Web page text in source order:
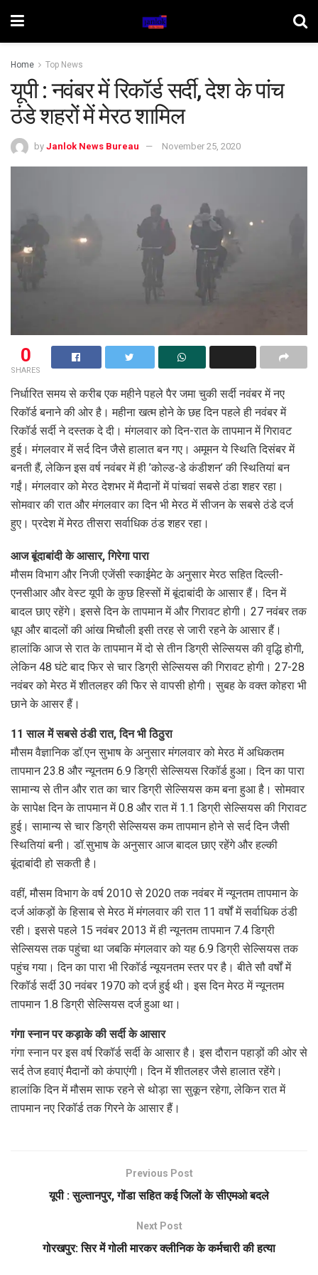
Home Top News
यूपी : नवंबर में रिकॉर्ड सर्दी, देश के पांच
ठंडे शहरों में मेरठ शामिल
by Janlok News Bureau November 25, 2020
0
SHARES
निर्धारित समय से करीब एक महीने पहले पैर जमा चुकी सर्दी नवंबर में नए
रिकॉर्ड बनाने की ओर है। महीना खत्म होने के छह दिन पहले ही नवंबर में
रिकॉर्ड सर्दी ने दस्तक दे दी। मंगलवार को दिन-रात के तापमान में गिरावट
हुई। मंगलवार में सर्द दिन जैसे हालात बन गए। अमूमन ये स्थिति दिसंबर में
बनती हैं, लेकिन इस वर्ष नवंबर में ही ’कोल्ड-डे कंडीशन’ की स्थितियां बन
गईं। मंगलवार को मेरठ देशभर में मैदानों में पांचवां सबसे ठंडा शहर रहा।
सोमवार की रात और मंगलवार का दिन भी मेरठ में सीजन के सबसे ठंडे दर्ज
हुए। प्रदेश में मेरठ तीसरा सर्वाधिक ठंड शहर रहा।
आज बूंदाबांदी के आसार, गिरेगा पारा
मौसम विभाग और निजी एजेंसी स्काईमेट के अनुसार मेरठ सहित दिल्ली-
एनसीआर और वेस्ट यूपी के कुछ हिस्सों में बूंदाबांदी के आसार हैं। दिन में
बादल छाए रहेंगे। इससे दिन के तापमान में और गिरावट होगी। 27 नवंबर तक
धूप और बादलों की आंख मिचौली इसी तरह से जारी रहने के आसार हैं।
हालांकि आज से रात के तापमान में दो से तीन डिग्री सेल्सियस की वृद्धि होगी,
लेकिन 48 घंटे बाद फिर से चार डिग्री सेल्सियस की गिरावट होगी। 27-28
नवंबर को मेरठ में शीतलहर की फिर से वापसी होगी। सुबह के वक्त कोहरा भी
छाने के आसर हैं।
11 साल में सबसे ठंडी रात, दिन भी ठिठुरा
मौसम वैज्ञानिक डॉ.एन सुभाष के अनुसार मंगलवार को मेरठ में अधिकतम
तापमान 23.8 और न्यूनतम 6.9 डिग्री सेल्सियस रिकॉर्ड हुआ। दिन का पारा
सामान्य से तीन और रात का चार डिग्री सेल्सियस कम बना हुआ है। सोमवार
के सापेक्ष दिन के तापमान में 0.8 और रात में 1.1 डिग्री सेल्सियस की गिरावट
हुई। सामान्य से चार डिग्री सेल्सियस कम तापमान होने से सर्द दिन जैसी
स्थितियां बनी। डॉ.सुभाष के अनुसार आज बादल छाए रहेंगे और हल्की
बूंदाबांदी हो सकती है।
वहीं, मौसम विभाग के वर्ष 2010 से 2020 तक नवंबर में न्यूनतम तापमान के
दर्ज आंकड़ों के हिसाब से मेरठ में मंगलवार की रात 11 वर्षों में सर्वाधिक ठंडी
रही। इससे पहले 15 नवंबर 2013 में ही न्यूनतम तापमान 7.4 डिग्री
सेल्सियस तक पहुंचा था जबकि मंगलवार को यह 6.9 डिग्री सेल्सियस तक
पहुंच गया। दिन का पारा भी रिकॉर्ड न्यूयनतम स्तर पर है। बीते सौ वर्षों में
रिकॉर्ड सर्दी 30 नवंबर 1970 को दर्ज हुई थी। इस दिन मेरठ में न्यूनतम
तापमान 1.8 डिग्री सेल्सियस दर्ज हुआ था।
गंगा स्नान पर कड़ाके की सर्दी के आसार
गंगा स्नान पर इस वर्ष रिकॉर्ड सर्दी के आसार है। इस दौरान पहाड़ों की ओर से
सर्द तेज हवाएं मैदानों को कंपाएंगी। दिन में शीतलहर जैसे हालात रहेंगे।
हालांकि दिन में मौसम साफ रहने से थोड़ा सा सुकून रहेगा, लेकिन रात में
तापमान नए रिकॉर्ड तक गिरने के आसार हैं।
Previous Post
यूपी : सुल्तानपुर, गोंडा सहित कई जिलों के सीएमओ बदले
Next Post
गोरखपुर: सिर में गोली मारकर क्‍लीनिक के कर्मचारी की हत्‍या